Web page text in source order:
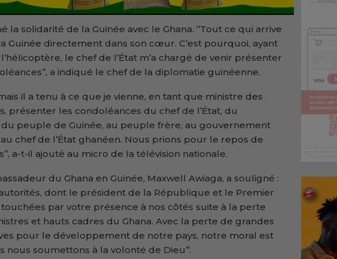
la solidarité de la Guinée avec le Ghana. ‘’Tout ce qui arrive
Guinée directement dans son cœur. C’est pourquoi, ayant
le chef de l’État m’a chargé de venir présenter
a indiqué le chef de la diplomatie guinéenne.
mais il a tenu à ce que je vienne, en tant que ministre des
présenter les condoléances du chef de l’État, du
peuple de Guinée, au peuple frère, au gouvernement
chef de l’État ghanéen. Nous prions pour le repos de
a-t-il ajouté au micro de la télévision nationale.
du Ghana en Guinée, Maxwell Awiaga, a souligné :
autorités, dont le président de la République et le Premier
par votre présence à nos côtés suite à la perte
et hauts cadres du Ghana. Avec la perte de grandes
pour le développement de notre pays, notre moral est
nous soumettons à la volonté de Dieu’’.